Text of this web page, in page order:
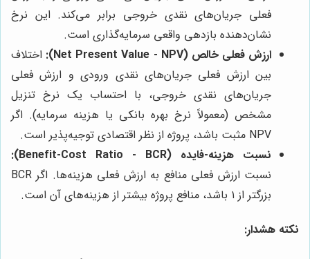
فعلی جریان‌های نقدی خروجی برابر می‌کند. این نرخ
نشان‌دهنده بازدهی واقعی سرمایه‌گذاری است.
ارزش فعلی خالص (Net Present Value - NPV):
اختلاف
بین ارزش فعلی جریان‌های نقدی ورودی و ارزش فعلی
جریان‌های نقدی خروجی، با احتساب یک نرخ تنزیل
مشخص (معمولاً نرخ بهره بانکی یا هزینه سرمایه). اگر
NPV مثبت باشد، پروژه از نظر اقتصادی توجیه‌پذیر است.
نسبت هزینه-فایده (Benefit-Cost Ratio - BCR):
نسبت ارزش فعلی منافع به ارزش فعلی هزینه‌ها. اگر BCR
بزرگتر از ۱ باشد، منافع پروژه بیشتر از هزینه‌های آن است.
نکته هشدار: